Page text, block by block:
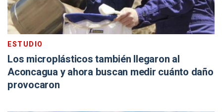
ESTUDIO
Los microplásticos también llegaron al
Aconcagua y ahora buscan medir cuánto daño
provocaron